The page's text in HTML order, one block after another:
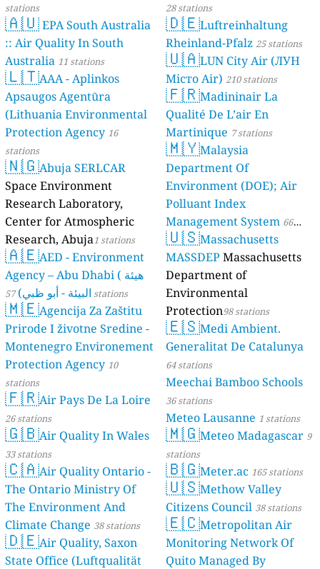
stations
🇦🇺EPA South Australia
:: Air Quality In South
Australia 11 stations
🇱🇹AAA - Aplinkos
Apsaugos Agentūra
(Lithuania Environmental
Protection Agency 16
stations
🇳🇬Abuja SERLCAR
Space Environment
Research Laboratory,
Center for Atmospheric
Research, Abuja1 stations
🇦🇪AED - Environment
Agency – Abu Dhabi ( هيئة
البيئة - أبو ظبي) 57 stations
🇲🇪Agencija Za Zaštitu
Prirode I životne Sredine -
Montenegro Environement
Protection Agency 10
stations
🇫🇷Air Pays De La Loire
26 stations
🇬🇧Air Quality In Wales
33 stations
🇨🇦Air Quality Ontario -
The Ontario Ministry Of
The Environment And
Climate Change 38 stations
🇩🇪Air Quality, Saxon
State Office (Luftqualität
28 stations
🇩🇪Luftreinhaltung
Rheinland-Pfalz 25 stations
🇺🇦LUN City Air (ЛУН
Місто Air) 210 stations
🇫🇷Madininair La
Qualité De L’air En
Martinique 7 stations
🇲🇾Malaysia
Department Of
Environment (DOE); Air
Polluant Index
Management System 66
stations
🇺🇸Massachusetts
MASSDEP Massachusetts
Department of
Environmental
Protection98 stations
🇪🇸Medi Ambient.
Generalitat De Catalunya
64 stations
Meechai Bamboo Schools
36 stations
Meteo Lausanne 1 stations
🇲🇬Meteo Madagascar 9
stations
🇧🇬Meter.ac 165 stations
🇺🇸Methow Valley
Citizens Council 38 stations
🇪🇨Metropolitan Air
Monitoring Network Of
Quito Managed By